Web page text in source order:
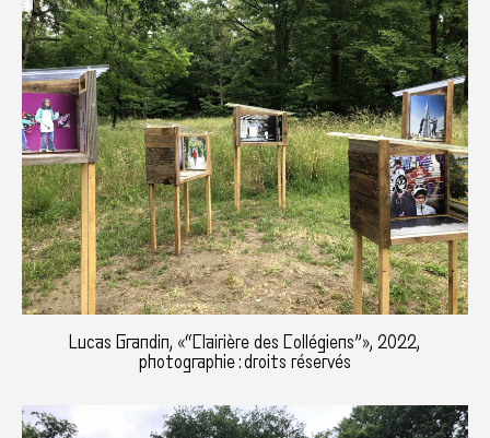
Lucas Grandin, «“Clairière des Collégiens”», 2022,
photographie : droits réservés